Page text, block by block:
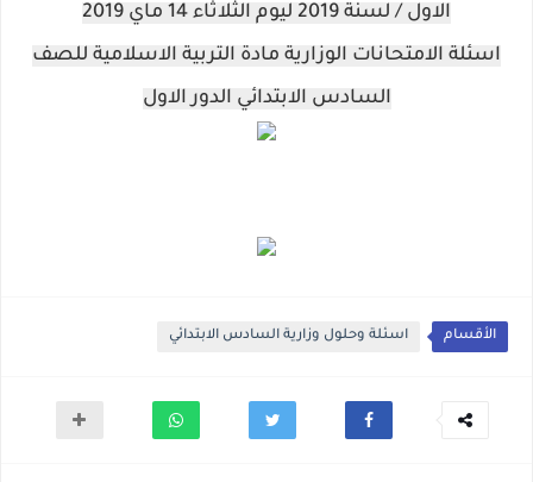
الاول / لسنة 2019 ليوم الثلاثاء 14 ماي 2019
اسئلة الامتحانات الوزارية مادة التربية الاسلامية للصف
السادس الابتدائي الدور الاول
الأقسام اسئلة وحلول وزارية السادس الابتدائي